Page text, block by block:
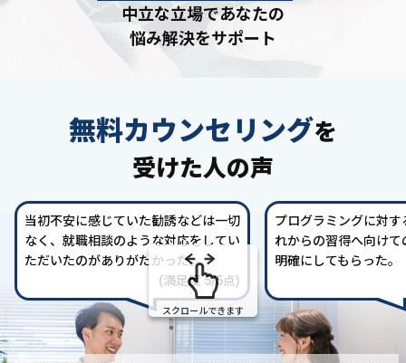
中立な立場であなたの
悩み解決をサポート
無料カウンセリングを
受けた人の声
当初不安に感じていた勧誘などは一切
なく、就職相談のような対応をしてい
ただいたのがありがたかった。
(満足度 5/5点)
プログラミングに対
れからの習得へ向け
明確にしてもらった。
スクロールできます